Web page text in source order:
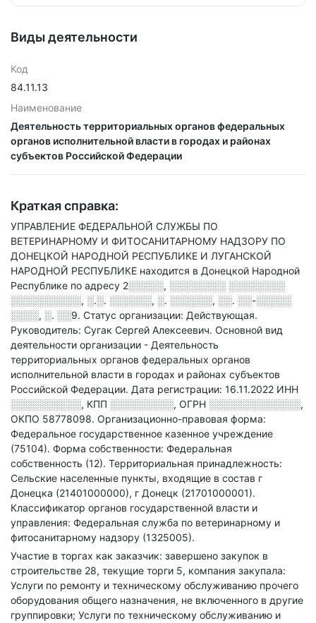
Виды деятельности
Код
84.11.13
Наименование
Деятельность территориальных органов федеральных
органов исполнительной власти в городах и районах
субъектов Российской Федерации
Краткая справка:
УПРАВЛЕНИЕ ФЕДЕРАЛЬНОЙ СЛУЖБЫ ПО
ВЕТЕРИНАРНОМУ И ФИТОСАНИТАРНОМУ НАДЗОРУ ПО
ДОНЕЦКОЙ НАРОДНОЙ РЕСПУБЛИКЕ И ЛУГАНСКОЙ
НАРОДНОЙ РЕСПУБЛИКЕ находится в Донецкой Народной
Республике по адресу 2░░░░░, ░░░░░░░░ ░░░░░░░░
░░░░░░░░░░, ░.░. ░░░░░░, ░. ░░░░░░, ░░. ░░-░░░░░
░░░░, ░. ░░9. Статус организации: Действующая.
Руководитель: Сугак Сергей Алексеевич. Основной вид
деятельности организации - Деятельность
территориальных органов федеральных органов
исполнительной власти в городах и районах субъектов
Российской Федерации. Дата регистрации: 16.11.2022 ИНН
░░░░░░░░░░, КПП ░░░░░░░░░, ОГРН ░░░░░░░░░░░░░,
ОКПО 58778098. Организационно-правовая форма:
Федеральное государственное казенное учреждение
(75104). Форма собственности: Федеральная
собственность (12). Территориальная принадлежность:
Сельские населенные пункты, входящие в состав г
Донецка (21401000000), г Донецк (21701000001).
Классификатор органов государственной власти и
управления: Федеральная служба по ветеринарному и
фитосанитарному надзору (1325005).
Участие в торгах как заказчик: завершено закупок в
строительстве 28, текущие торги 5, компания закупала:
Услуги по ремонту и техническому обслуживанию прочего
оборудования общего назначения, не включенного в другие
группировки; Услуги по техническому обслуживанию и